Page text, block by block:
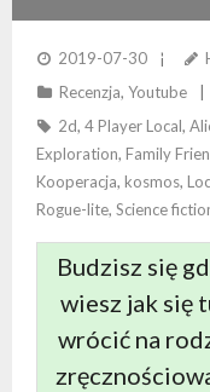
RECENZJA
2019-07-30
Recenzja, Youtube
2d, 4 Player Local,
Exploration, Family
Kooperacja, kosmos,
Rogue-lite, Science
Budzisz się
wiesz jak się
wrócić na